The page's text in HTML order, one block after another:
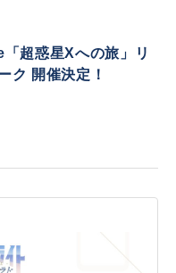
超惑星Xへの旅」リ
ク 開催決定！